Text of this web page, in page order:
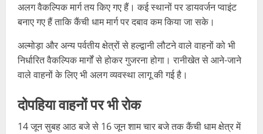
अलग वैकल्पिक मार्ग तय किए गए हैं। कई स्थानों पर डायवर्जन प्वाइंट
बनाए गए हैं ताकि कैंची धाम मार्ग पर दबाव कम किया जा सके।
अल्मोड़ा और अन्य पर्वतीय क्षेत्रों से हल्द्वानी लौटने वाले वाहनों को भी
निर्धारित वैकल्पिक मार्गों से होकर गुजरना होगा। रानीखेत से आने-जाने
वाले वाहनों के लिए भी अलग व्यवस्था लागू की गई है।
दोपहिया वाहनों पर भी रोक
14 जून सुबह आठ बजे से 16 जून शाम चार बजे तक कैंची धाम क्षेत्र में